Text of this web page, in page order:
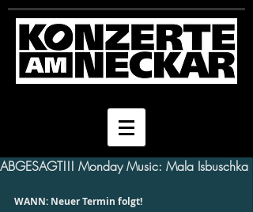
ABGESAGT!!! Monday Music: Mala Isbuschka
WANN: Neuer Termin folgt!